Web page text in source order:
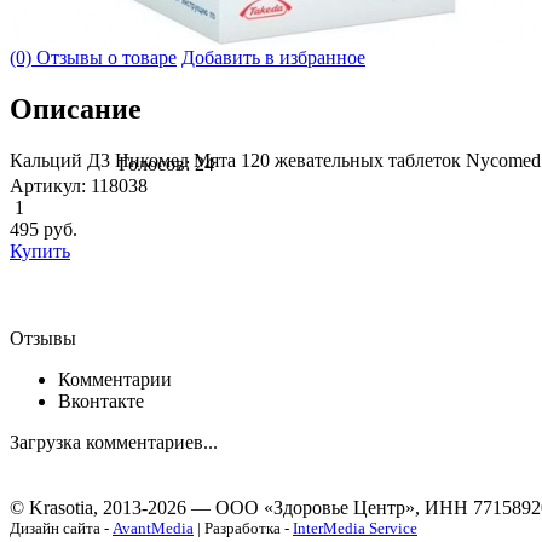
(0) Отзывы о товаре Добавить в избранное
Описание
Кальций Д3 Никомед Мята 120 жевательных таблеток Nycomed
Голосов: 24
Артикул: 118038
1
495 руб.
Купить
Отзывы
Комментарии
Вконтакте
Загрузка комментариев...
© Krasotia, 2013-2026 — ООО «Здоровье Центр», ИНН
Дизайн сайта - AvantMedia | Разработка - InterMedia Service